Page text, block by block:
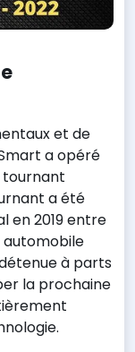
et de
a opéré
tournant
a été
en 2019 entre
à parts
la prochaine